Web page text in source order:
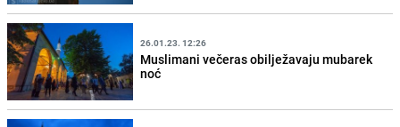
26.01.23. 12:26
Muslimani večeras obilježavaju mubarek
noć